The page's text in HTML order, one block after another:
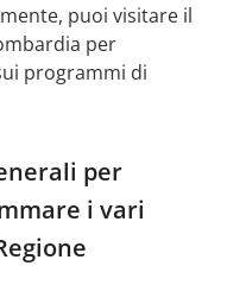
puoi visitare il
per
programmi di
per
i vari